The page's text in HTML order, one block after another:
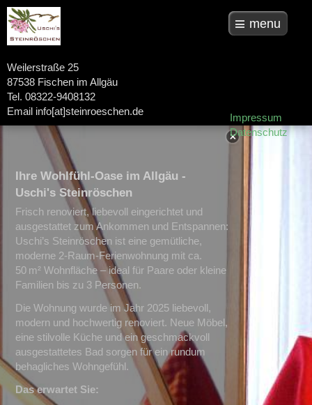
Weilerstraße 25
87538 Fischen im Allgäu
Tel. 08322-9408132
Email info[at]steinroeschen.de
menu
Impressum
Datenschutz
Ihre Wohlfühl-Oase im Allgäu -
Uschi's Steinröschen
Frisch renoviert, liebevoll eingerichtet und
ausgestattet zum Ankommen und Entspannen:
Uschi’s Steinröschen ist eine gemütliche,
moderne 2-Raum-Ferienwohnung mit ca.
50 m² Wohnfläche – ideal für Paare oder kleine
Familien bis zu 3 Personen.
Die Wohnung wurde im Jahr 2025 liebevoll,
modern und hochwertig renoviert. Neue Möbel,
eine stilvolle Küche und ein geschmackvoll
ausgestattetes Bad sorgen für ein rundum
behagliches Wohngefühl.
Das erwartet Sie: